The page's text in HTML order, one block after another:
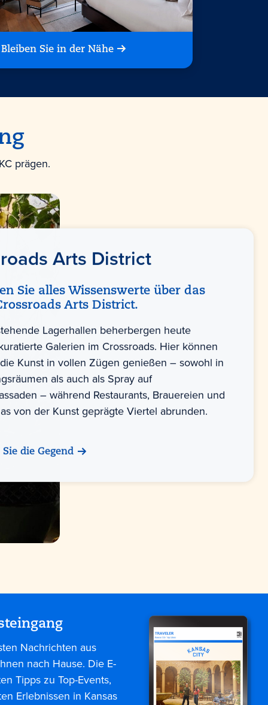
Bleiben Sie in der Nähe
prägen.
Arts District
Sie alles Wissenswerte über das
Arts District.
Lagerhallen beherbergen heute
Galerien im Crossroads. Hier können
Kunst in vollen Zügen genießen – sowohl in
als auch als Spray auf
– während Restaurants, Brauereien und
von der Kunst geprägte Viertel abrunden.
die Gegend
Nachrichten aus
nach Hause. Die E-
Tipps zu Top-Events,
Erlebnissen in Kansas